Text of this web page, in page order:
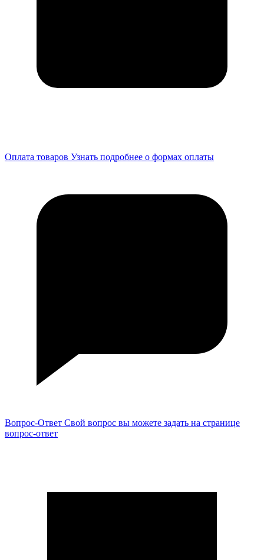
Оплата товаров Узнать подробнее о формах оплаты
Вопрос-Ответ Свой вопрос вы можете задать на странице
вопрос-ответ